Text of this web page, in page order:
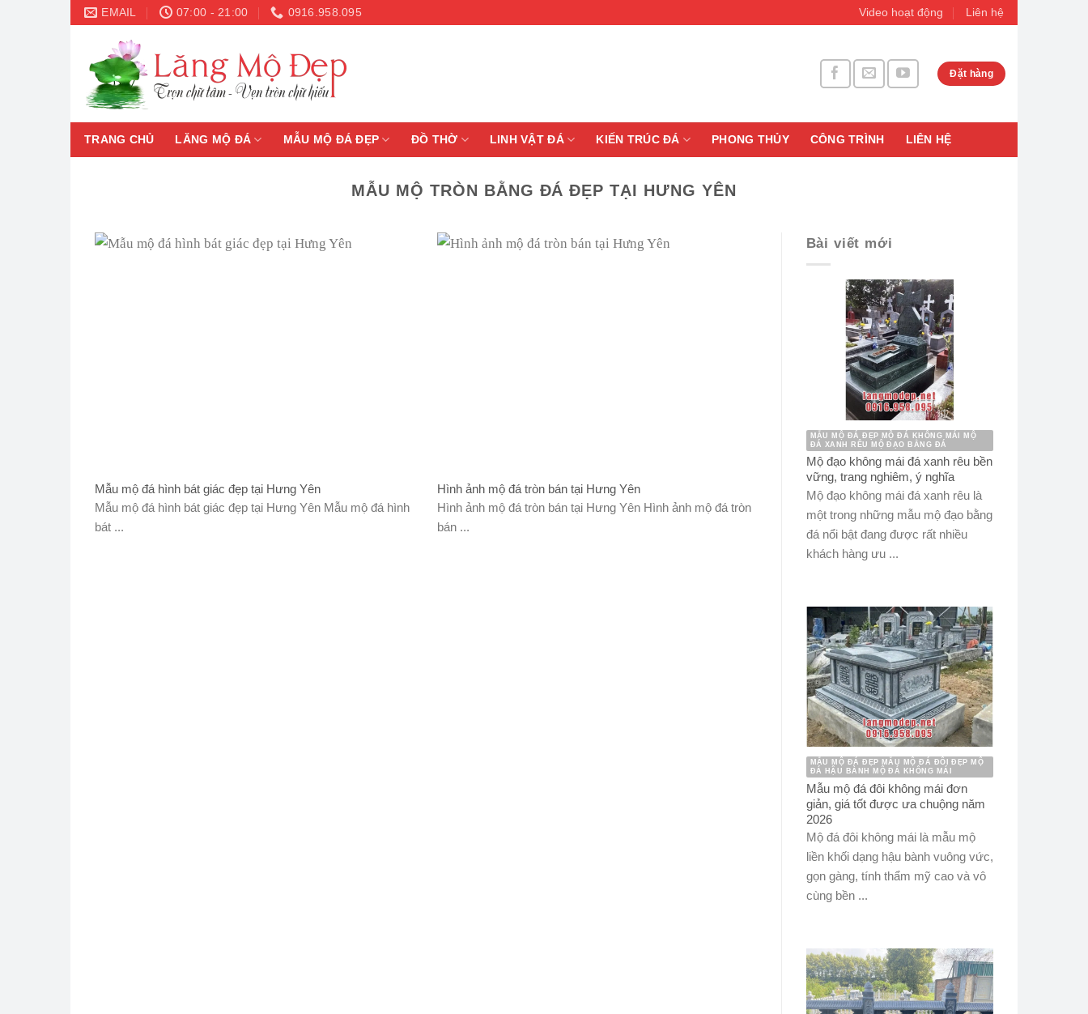
Skip
content
EMAIL 07:00 - 21:00 0916.958.095 Video hoạt động Liên hệ
Đặt hàng
TRANG CHỦ LĂNG MỘ ĐÁ MẪU MỘ ĐÁ ĐẸP ĐỒ THỜ LINH VẬT ĐÁ KIẾN TRÚC ĐÁ PHONG THỦY CÔNG TRÌNH LIÊN HỆ
MẪU MỘ TRÒN BẰNG ĐÁ ĐẸP TẠI HƯNG YÊN
Mẫu mộ đá hình bát giác đẹp tại Hưng Yên
Mẫu mộ đá hình bát giác đẹp tại Hưng Yên Mẫu mộ đá hình
bát ...
Hình ảnh mộ đá tròn bán tại Hưng Yên
Hình ảnh mộ đá tròn bán tại Hưng Yên Hình ảnh mộ đá tròn
bán ...
Bài viết mới
MẪU MỘ ĐÁ ĐẸP MỘ ĐÁ KHÔNG MÁI MỘ
ĐÁ XANH RÊU MỘ ĐẠO BẰNG ĐÁ
Mộ đạo không mái đá xanh rêu bền
vững, trang nghiêm, ý nghĩa
Mộ đạo không mái đá xanh rêu là
một trong những mẫu mộ đạo bằng
đá nổi bật đang được rất nhiều
khách hàng ưu ...
MẪU MỘ ĐÁ ĐẸP MẪU MỘ ĐÁ ĐÔI ĐẸP MỘ
ĐÁ HẬU BÀNH MỘ ĐÁ KHÔNG MÁI
Mẫu mộ đá đôi không mái đơn
giản, giá tốt được ưa chuộng năm
2026
Mộ đá đôi không mái là mẫu mộ
liền khối dạng hậu bành vuông vức,
gọn gàng, tính thẩm mỹ cao và vô
cùng bền ...